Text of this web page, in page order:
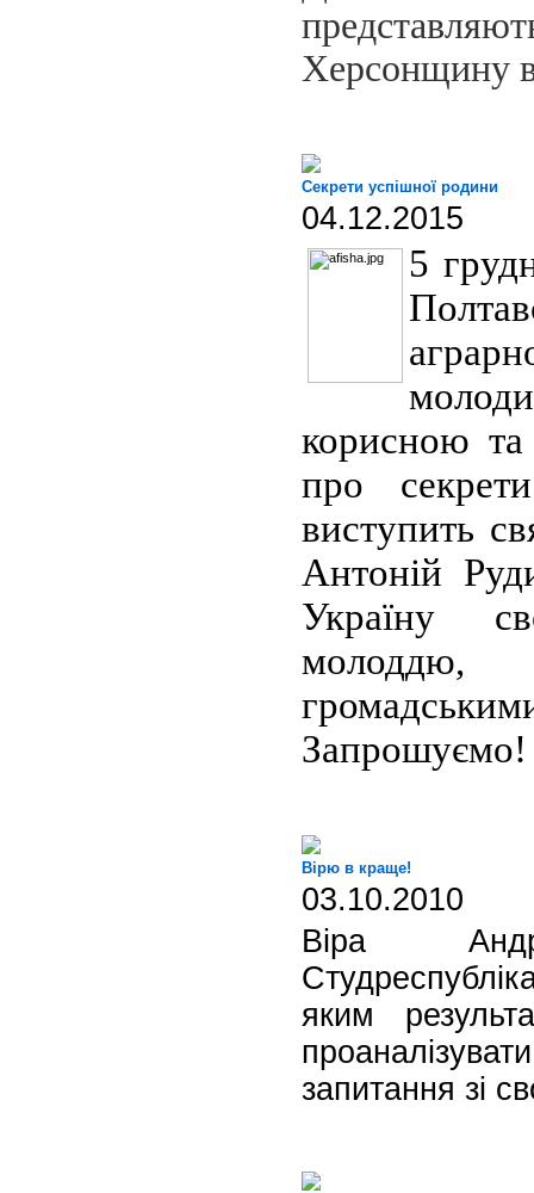
Херсонщину
Секрети успішної родини
04.12.2015
5
корисною
про
виступить
Антоній
Україну
Запрошуємо!
Вірю в краще!
03.10.2010
Віра
яким
запитання зі